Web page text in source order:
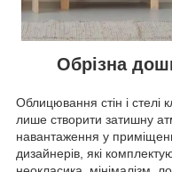
Обрізна
Облицювання стін і
лише створити затишну
навантаження у
дизайнерів, які